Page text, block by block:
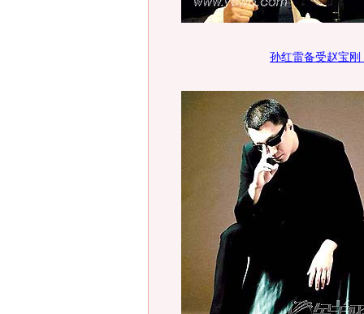
孙红雷备受赵宝刚